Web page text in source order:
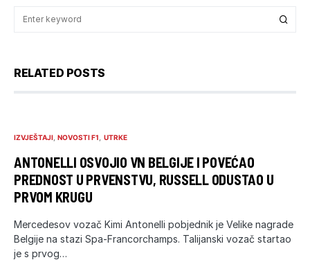
RELATED POSTS
IZVJEŠTAJI NOVOSTI F1 UTRKE
ANTONELLI OSVOJIO VN BELGIJE I POVEĆAO
PREDNOST U PRVENSTVU, RUSSELL ODUSTAO U
PRVOM KRUGU
Mercedesov vozač Kimi Antonelli pobjednik je Velike nagrade
Belgije na stazi Spa-Francorchamps. Talijanski vozač startao
je s prvog…